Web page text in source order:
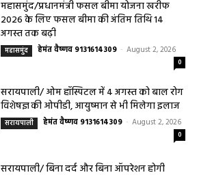
महासमुंद/प्रधानमंत्री फसल बीमा योजना खरीफ
2026 के लिए फसल बीमा की अंतिम तिथि 14
अगस्त तक बढ़ी
महासमुंद हेमंत वैष्णव 9131614309 - August 2, 2026
0
सरायपाली/ ओम हॉस्पिटल में 4 अगस्त को बाल रोग
विशेषज्ञ की ओपीडी, आयुष्मान से भी मिलेगा इलाज
सरायपाली हेमंत वैष्णव 9131614309 - August 2, 2026
0
सरायपाली/ बिना दर्द और बिना ऑपरेशन होगी